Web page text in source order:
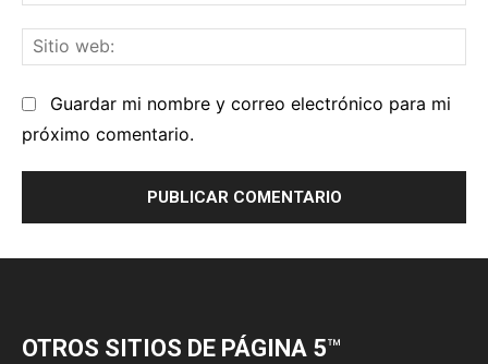
OTROS SITIOS DE PÁGINA 5™